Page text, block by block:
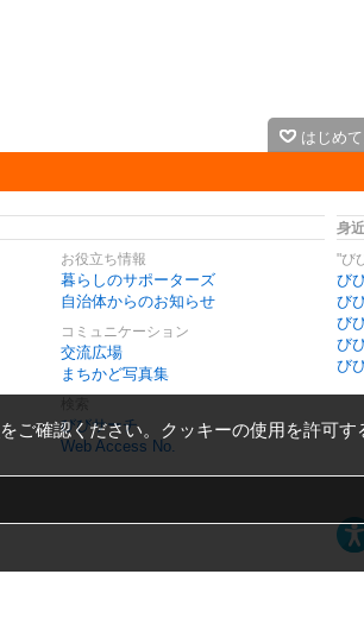
はじめ
お役立ち情報
暮らしのサポーターズ
自治体からのお知らせ
コミュニケーション
交流広場
まちかど写真集
びびサーチ
Web Access No.
身
"び
び
び
び
び
び
をご確認ください。クッキーの使用を許可